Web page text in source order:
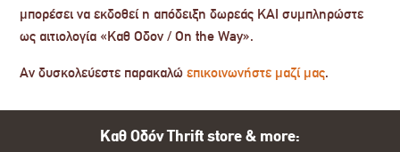
μπορέσει να εκδοθεί η απόδειξη δωρεάς ΚΑΙ συμπληρώστε
ως αιτιολογία «Καθ Οδον / On the Way».
Αν δυσκολεύεστε παρακαλώεπικοινωνήστε μαζί μας.
Καθ Οδόν Thrift store & more: